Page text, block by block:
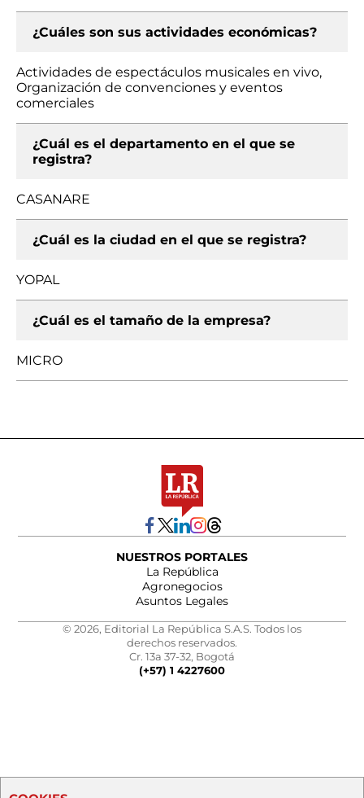
¿Cuáles son sus actividades económicas?
Actividades de espectáculos musicales en vivo,
Organización de convenciones y eventos
comerciales
¿Cuál es el departamento en el que se
registra?
CASANARE
¿Cuál es la ciudad en el que se registra?
YOPAL
¿Cuál es el tamaño de la empresa?
MICRO
NUESTROS PORTALES
La República
Agronegocios
Asuntos Legales
© 2026, Editorial La República S.A.S. Todos los
derechos reservados.
Cr. 13a 37-32, Bogotá
(+57) 1 4227600